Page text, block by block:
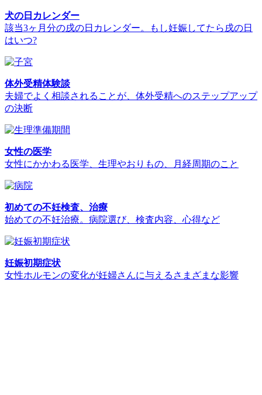
犬の日カレンダー
該当3ヶ月分の戌の日カレンダー。もし妊娠してたら戌の日
はいつ?
体外受精体験談
夫婦でよく相談されることが、体外受精へのステップアップ
の決断
女性の医学
女性にかかわる医学、生理やおりもの、月経周期のこと
初めての不妊検査、治療
始めての不妊治療。病院選び、検査内容、心得など
妊娠初期症状
女性ホルモンの変化が妊婦さんに与えるさまざまな影響